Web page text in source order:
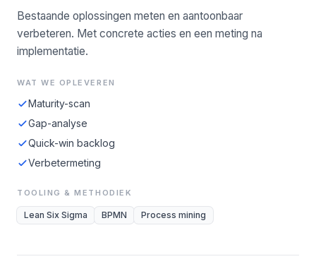
Bestaande oplossingen meten en aantoonbaar
verbeteren. Met concrete acties en een meting na
implementatie.
WAT WE OPLEVEREN
Maturity-scan
Gap-analyse
Quick-win backlog
Verbetermeting
TOOLING & METHODIEK
Lean Six Sigma BPMN Process mining